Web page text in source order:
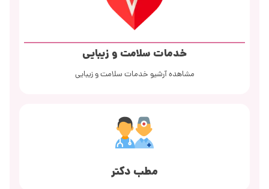
خدمات سلامت و زیبایی
مشاهده آرشیو خدمات سلامت و زیبایی
مطب دکتر